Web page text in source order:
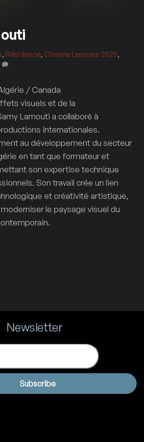
, Résidence, Cinema Lessons 2025,
/ Canada
visuels et de la
Lamouti a collaboré à
internationales.
au développement du secteur
en tant que formateur et
son expertise technique
Son travail crée un lien
et créativité artistique,
le paysage visuel du
Newsletter
Subscribe